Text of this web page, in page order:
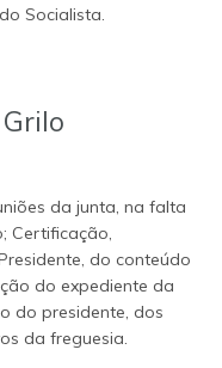
Socialista.
da junta, na falta
Certificação,
do conteúdo
do expediente da
do presidente, dos
da freguesia.